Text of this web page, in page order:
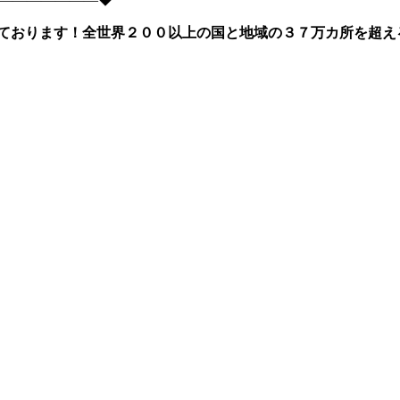
ります！全世界２００以上の国と地域の３７万カ所を超え